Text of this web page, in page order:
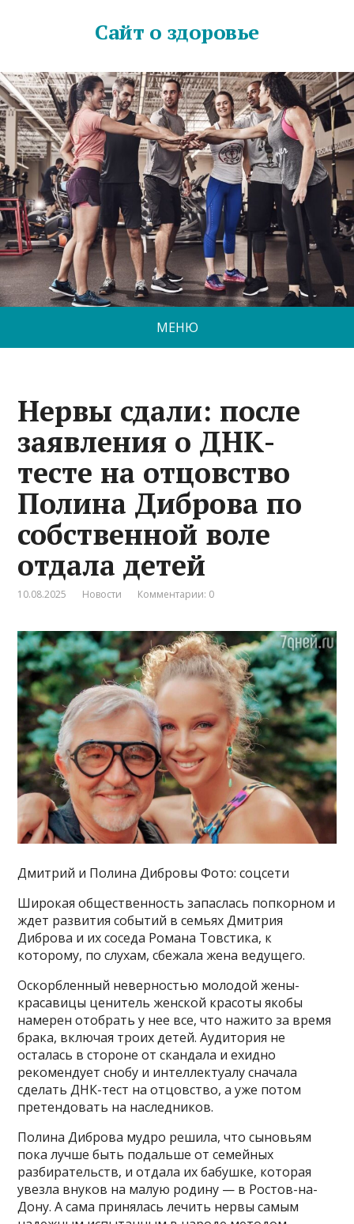
Сайт о здоровье
МЕНЮ
Нервы сдали: после
заявления о ДНК-
тесте на отцовство
Полина Диброва по
собственной воле
отдала детей
10.08.2025 Новости Комментарии: 0
Дмитрий и Полина Дибровы Фото: соцсети
Широкая общественность запаслась попкорном и
ждет развития событий в семьях Дмитрия
Диброва и их соседа Романа Товстика, к
которому, по слухам, сбежала жена ведущего.
Оскорбленный неверностью молодой жены-
красавицы ценитель женской красоты якобы
намерен отобрать у нее все, что нажито за время
брака, включая троих детей. Аудитория не
осталась в стороне от скандала и ехидно
рекомендует снобу и интеллектуалу сначала
сделать ДНК-тест на отцовство, а уже потом
претендовать на наследников.
Полина Диброва мудро решила, что сыновьям
пока лучше быть подальше от семейных
разбирательств, и отдала их бабушке, которая
увезла внуков на малую родину — в Ростов-на-
Дону. А сама принялась лечить нервы самым